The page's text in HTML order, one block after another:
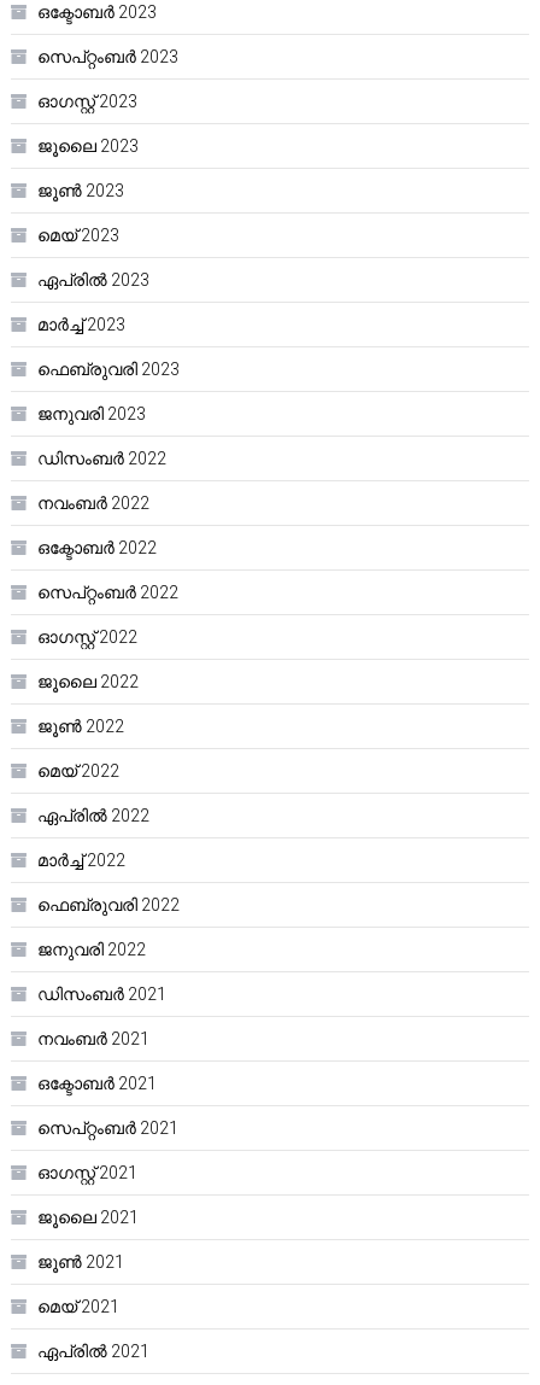
ഒക്ടോബർ 2023
സെപ്റ്റംബർ 2023
ഓഗസ്റ്റ്‌ 2023
ജൂലൈ 2023
ജൂൺ 2023
മെയ്‌ 2023
ഏപ്രിൽ 2023
മാർച്ച്‌ 2023
ഫെബ്രുവരി 2023
ജനുവരി 2023
ഡിസംബർ 2022
നവംബർ 2022
ഒക്ടോബർ 2022
സെപ്റ്റംബർ 2022
ഓഗസ്റ്റ്‌ 2022
ജൂലൈ 2022
ജൂൺ 2022
മെയ്‌ 2022
ഏപ്രിൽ 2022
മാർച്ച്‌ 2022
ഫെബ്രുവരി 2022
ജനുവരി 2022
ഡിസംബർ 2021
നവംബർ 2021
ഒക്ടോബർ 2021
സെപ്റ്റംബർ 2021
ഓഗസ്റ്റ്‌ 2021
ജൂലൈ 2021
ജൂൺ 2021
മെയ്‌ 2021
ഏപ്രിൽ 2021